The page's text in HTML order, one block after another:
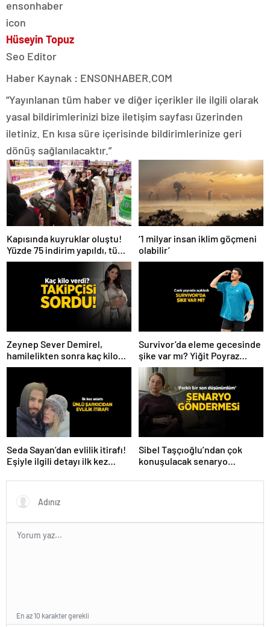
Hüseyin Topuz
Seo Editor
Haber Kaynak : ENSONHABER.COM
“Yayınlanan tüm haber ve diğer içerikler ile ilgili olarak
yasal bildirimlerinizi bize iletişim sayfası üzerinden
iletiniz. En kısa süre içerisinde bildirimlerinize geri
dönüş sağlanılacaktır.”
Kapısında kuyruklar oluştu!
Yüzde 75 indirim yapıldı, tüm
ürünler kapış kapış gitti
‘1 milyar insan iklim göçmeni
olabilir’
Zeynep Sever Demirel,
hamilelikten sonra kaç kilo
verdiğini açıkladı! ‘Yaza kadar
Survivor’da eleme gecesinde
şike var mı? Yiğit Poyraz
düelloda Volkan’la
yaşananları ilk kez anlattı!
Seda Sayan’dan evlilik itirafı!
Eşiyle ilgili detayı ilk kez
Sibel Taşçıoğlu’ndan çok
konuşulacak senaryo
düşünürdüm’
En az 10 karakter gerekli